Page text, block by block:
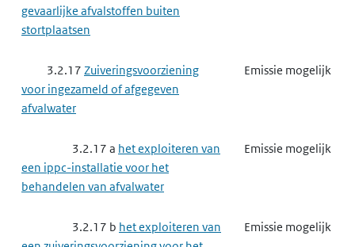
gevaarlijke afvalstoffen buiten
stortplaatsen
3.2.17 Zuiveringsvoorziening
voor ingezameld of afgegeven
afvalwater
Emissie mogelijk
3.2.17 a het exploiteren van
een ippc-installatie voor het
behandelen van afvalwater
Emissie mogelijk
3.2.17 b het exploiteren van
Emissie mogelijk